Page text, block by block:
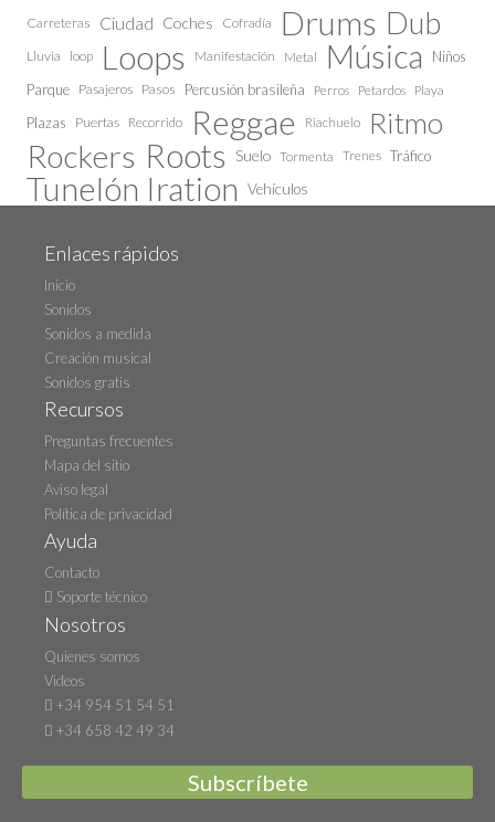
Carreteras Ciudad Coches Cofradía Drums Dub
Lluvia loop Loops Manifestación Metal Música
Niños
Parque Pasajeros Pasos Percusión brasileña Perros Petardos Playa
Plazas Puertas Recorrido Reggae Riachuelo Ritmo
Rockers Roots Suelo Tormenta Trenes Tráfico
Tunelón Iration Vehículos
Enlaces rápidos
Inicio
Sonidos
Sonidos a medida
Creación musical
Sonidos gratis
Recursos
Preguntas frecuentes
Mapa del sitio
Aviso legal
Política de privacidad
Ayuda
Contacto
Soporte técnico
Nosotros
Quienes somos
Videos
+34 954 51 54 51
+34 658 42 49 34
Subscríbete